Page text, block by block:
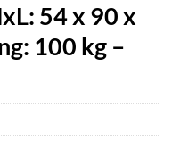
54 x 90 x
100 kg –